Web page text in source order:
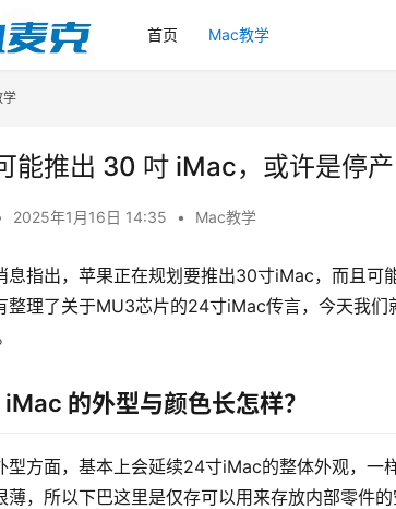
首页 Mac教学
学
能推出 30 吋 iMac，或许是停
2025年1月16日 14:35 • Mac教学
息指出，苹果正在规划要推出30寸iMac，而且
整理了关于MU3芯片的24寸iMac传言，今天我
的外型与颜色长怎样？
型方面，基本上会延续24寸iMac的整体外观，
薄，所以下巴这里是仅存可以用来存放内部零件的